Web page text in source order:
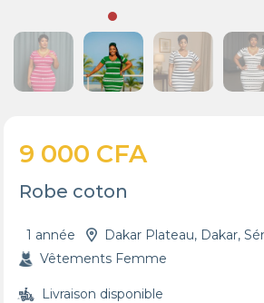
9 000 CFA
Robe coton
1 année
Dakar Plateau, Dakar,
Vêtements Femme
Livraison disponible